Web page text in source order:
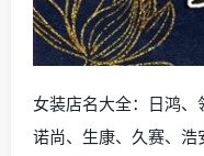
女装店名大全：日鸿、
诺尚、生康、久赛、